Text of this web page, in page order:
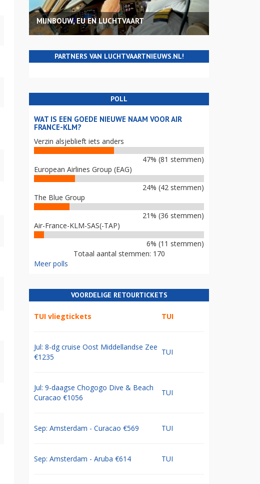
MIJNBOUW, EU EN LUCHTVAART
PARTNERS VAN LUCHTVAARTNIEUWS.NL!
POLL
WAT IS EEN GOEDE NIEUWE NAAM VOOR AIR
FRANCE-KLM?
Verzin alsjeblieft iets anders
47% (81 stemmen)
European Airlines Group (EAG)
24% (42 stemmen)
The Blue Group
21% (36 stemmen)
Air-France-KLM-SAS(-TAP)
6% (11 stemmen)
Totaal aantal stemmen: 170
Meer polls
VOORDELIGE RETOURTICKETS
TUI vliegtickets TUI
Jul: 8-dg cruise Oost Middellandse Zee
€1235
TUI
Jul: 9-daagse Chogogo Dive & Beach
Curacao €1056
TUI
Sep: Amsterdam - Curacao €569 TUI
Sep: Amsterdam - Aruba €614 TUI